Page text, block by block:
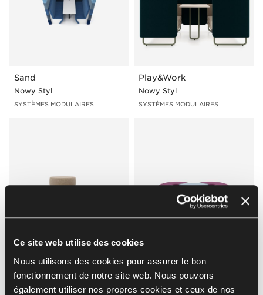
Ce site web utilise des cookies
Nous utilisons des cookies pour assurer le bon
fonctionnement de notre site web. Nous pouvons
également utiliser nos propres cookies et ceux de nos
Sand
Nowy Styl
SYSTÈMES MODULAIRES
Play&Work
Nowy Styl
SYSTÈMES MODULAIRES
Tapa
Nowy Styl
SYSTÈMES MODULAIRES
Magnes II
Nowy Styl
SYSTÈMES MODULAIRES